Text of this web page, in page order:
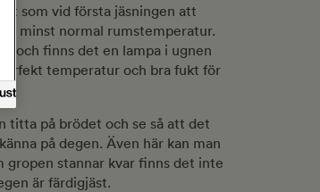
som vid första jäsningen att
minst normal rumstemperatur.
i och finns det en lampa i ugnen
temperatur och bra fukt för
titta på brödet och se så att det
på degen. Även här kan man
stannar kvar finns det inte
är färdigjäst.